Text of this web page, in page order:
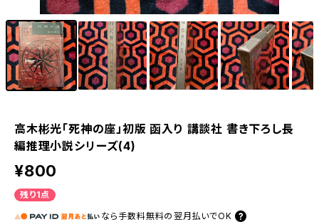
高木彬光「死神の座」初版 函入り 講談社 書き下ろし長
編推理小説シリーズ(4)
¥800
残り1点
なら 手数料無料の 翌月払いでOK